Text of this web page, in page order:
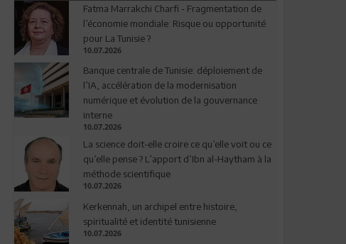
Fatma Marrakchi Charfi - Fragmentation de
l’économie mondiale: Risque ou opportunité
pour La Tunisie ?
10.07.2026
Banque centrale de Tunisie: déploiement de
l’IA, accélération de la modernisation
numérique et évolution de la gouvernance
interne
10.07.2026
La science doit-elle croire ce qu’elle voit ou ce
qu’elle pense ? L’apport d’Ibn al-Haytham à la
méthode scientifique
10.07.2026
Kerkennah, un archipel entre histoire,
spiritualité et identité tunisienne
10.07.2026